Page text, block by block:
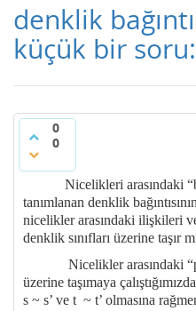
denklik
küçük bir soru:
0
0
Nicelikleri arasındaki
tanımlanan denklik
nicelikler arasındaki ilişkileri
denklik sınıfları üzerine taşır
Nicelikler arasındaki
üzerine taşımaya
s ~ s’ ve t ~ t’ olmasına